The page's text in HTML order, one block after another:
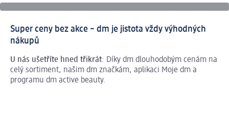
Super ceny bez akce – dm je jistota vždy výhodných
nákupů
U nás ušetříte hned třikrát: Díky dm dlouhodobým cenám na
celý sortiment, našim dm značkám, aplikaci Moje dm a
programu dm active beauty.